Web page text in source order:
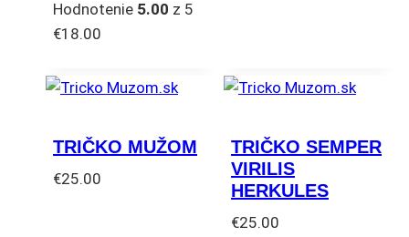
Hodnotenie 5.00 z 5
€18.00
TRIČKO MUŽOM
€25.00
TRIČKO SEMPER
VIRILIS
HERKULES
€25.00